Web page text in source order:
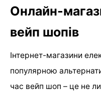
Онлайн-
вейп шопів
Інтернет-магазини
популярною
час вейп шоп – це не